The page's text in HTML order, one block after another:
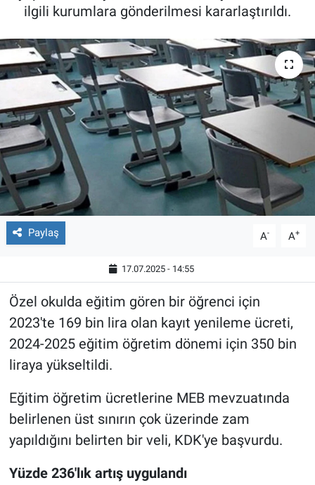
ilgili kurumlara gönderilmesi kararlaştırıldı.
Paylaş A- A+
17.07.2025 - 14:55
Özel okulda eğitim gören bir öğrenci için
2023'te 169 bin lira olan kayıt yenileme ücreti,
2024-2025 eğitim öğretim dönemi için 350 bin
liraya yükseltildi.
Eğitim öğretim ücretlerine MEB mevzuatında
belirlenen üst sınırın çok üzerinde zam
yapıldığını belirten bir veli, KDK'ye başvurdu.
Yüzde 236'lık artış uygulandı